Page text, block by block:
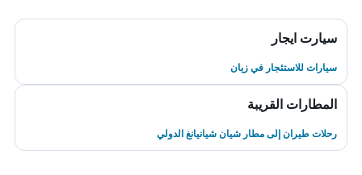
سيارت ايجار
سيارات للاستئجار في زيان
المطارات القريبة
رحلات طيران إلى مطار شيان شيانيانغ الدولي